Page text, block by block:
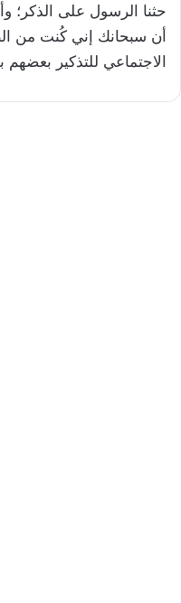
حثنا الرسول على الذكر؛
أن سبحانك إني كُنت من
الاجتماعي للتذكير بعضهم